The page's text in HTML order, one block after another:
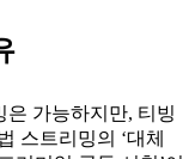
가능하지만, 티빙
스트리밍의 ‘대체